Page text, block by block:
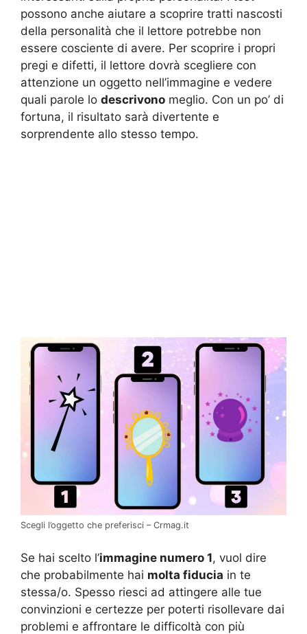
possono anche aiutare a scoprire tratti nascosti
della personalità che il lettore potrebbe non
essere cosciente di avere. Per scoprire i propri
pregi e difetti, il lettore dovrà scegliere con
attenzione un oggetto nell’immagine e vedere
quali parole lo descrivono meglio. Con un po’ di
fortuna, il risultato sarà divertente e
sorprendente allo stesso tempo.
Scegli l’oggetto che preferisci – Crmag.it
Se hai scelto l’immagine numero 1, vuol dire
che probabilmente hai molta fiducia in te
stessa/o. Spesso riesci ad attingere alle tue
convinzioni e certezze per poterti risollevare dai
problemi e affrontare le difficoltà con più